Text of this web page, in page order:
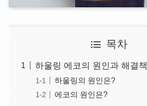
목차
하울링 에코의 원인과 해결책
하울링의 원인은?
에코의 원인은?